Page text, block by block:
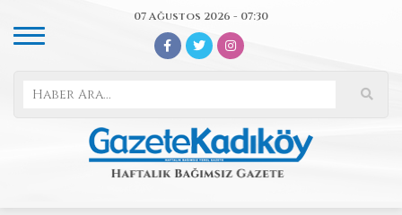
07 Ağustos 2026 - 07:30